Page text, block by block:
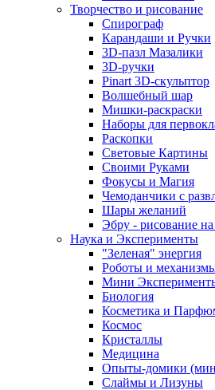
Творчество и рисование
Спирограф
Карандаши и Ручки
3D-пазл Мазалики
3D-ручки
Pinart 3D-скульптор
Волшебный шар
Мишки-раскраски
Наборы для
Раскопки
Световые Картины
Своими Руками
Фокусы и Магия
Чемоданчики с
Шары желаний
Эбру - рисование на
Наука и Эксперименты
"Зеленая" энергия
Роботы и
Мини
Биология
Косметика и
Космос
Кристаллы
Медицина
Опыты-домики
Слаймы и Лизуны